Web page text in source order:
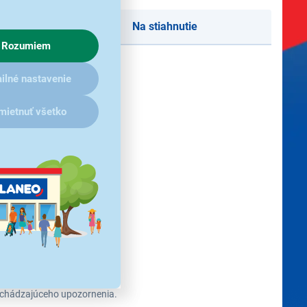
Rozumiem
nastavenie
všetko
Na stiahnutie
upozornenia.